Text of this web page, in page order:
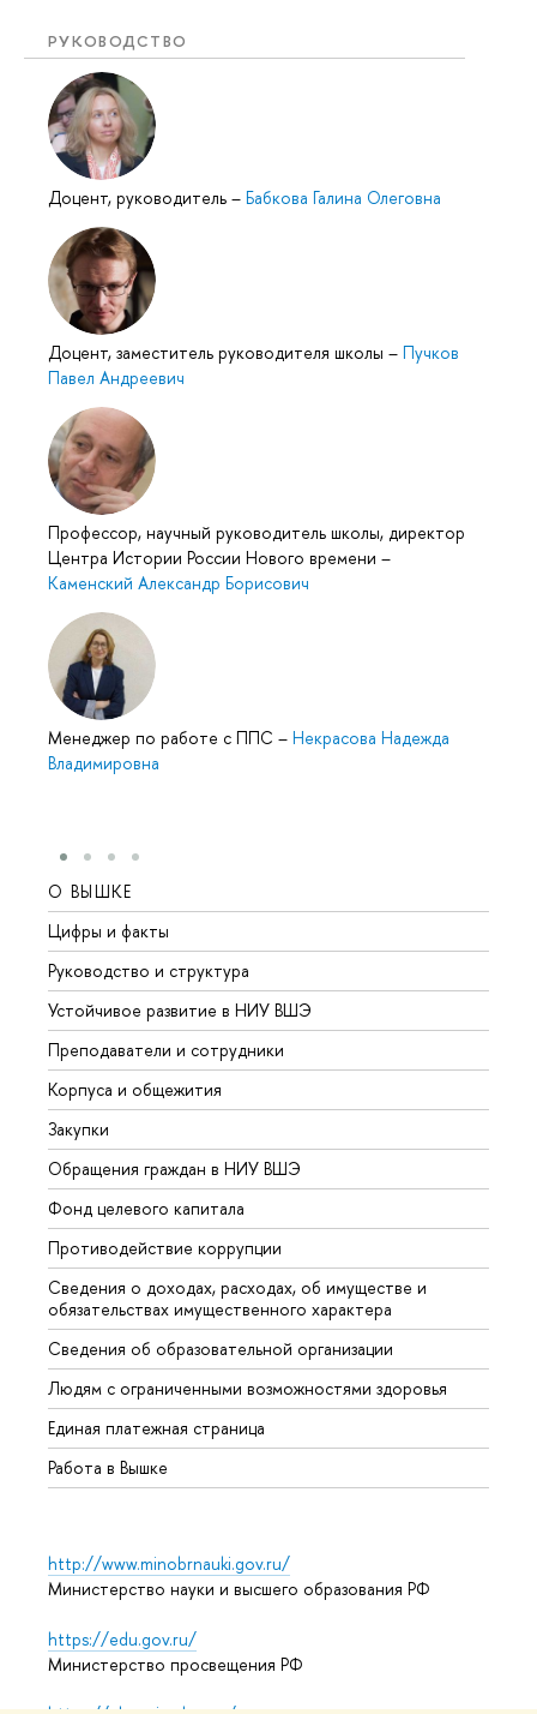
РУКОВОДСТВО
Доцент, руководитель – Бабкова Галина Олеговна
Доцент, заместитель руководителя школы – Пучков
Павел Андреевич
Профессор, научный руководитель школы, директор
Центра Истории России Нового времени –
Каменский Александр Борисович
Менеджер по работе с ППС – Некрасова Надежда
Владимировна
О ВЫШКЕ
Цифры и факты
Руководство и структура
Устойчивое развитие в НИУ ВШЭ
Преподаватели и сотрудники
Корпуса и общежития
Закупки
Обращения граждан в НИУ ВШЭ
Фонд целевого капитала
Противодействие коррупции
Сведения о доходах, расходах, об имуществе и
обязательствах имущественного характера
Сведения об образовательной организации
Людям с ограниченными возможностями здоровья
Единая платежная страница
Работа в Вышке
http://www.minobrnauki.gov.ru/
Министерство науки и высшего образования РФ
https://edu.gov.ru/
Министерство просвещения РФ